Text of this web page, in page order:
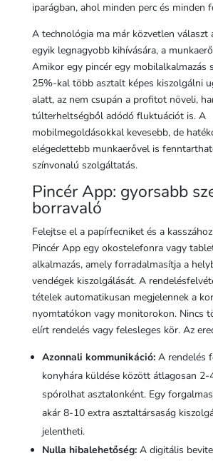
iparágban, ahol minden perc és minden
A technológia ma már közvetlen választ
egyik legnagyobb kihívására, a
Amikor egy pincér egy mobilalkalmazás
25%-kal több asztalt képes kiszolgálni
alatt, az nem csupán a profitot növeli,
túlterheltségből adódó fluktuációt is. A
mobilmegoldásokkal kevesebb, de
elégedettebb munkaerővel is
színvonalú szolgáltatás.
Pincér App: gyorsabb
borravaló
Felejtse el a papírfecniket és a
Pincér App egy okostelefonra vagy
alkalmazás, amely forradalmasítja a
vendégek kiszolgálását. A
tételek automatikusan megjelennek a
nyomtatókon vagy monitorokon. Nincs
elírt rendelés vagy felesleges kör. Az
Azonnali kommunikáció:A rendelés
konyhára küldése között átlagosan 2-
spórolhat asztalonként. Egy
akár 8-10 extra asztaltársaság
jelentheti.
Nulla hibalehetőség:A digitális